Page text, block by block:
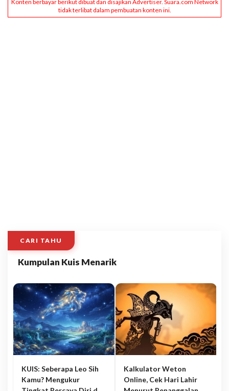
CARI TAHU
Kumpulan Kuis Menarik
KUIS: Seberapa Leo Sih
Kamu? Mengukur
Kalkulator Weton
Online, Cek Hari Lahir